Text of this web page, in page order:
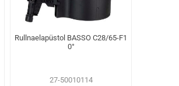
Rullnaelapüstol BASSO C28/65-F1
0°
27-50010114